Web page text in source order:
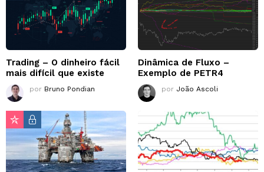
Trading – O dinheiro fácil
mais difícil que existe
por Bruno Pondian
Dinâmica de Fluxo –
Exemplo de PETR4
por João Ascoli